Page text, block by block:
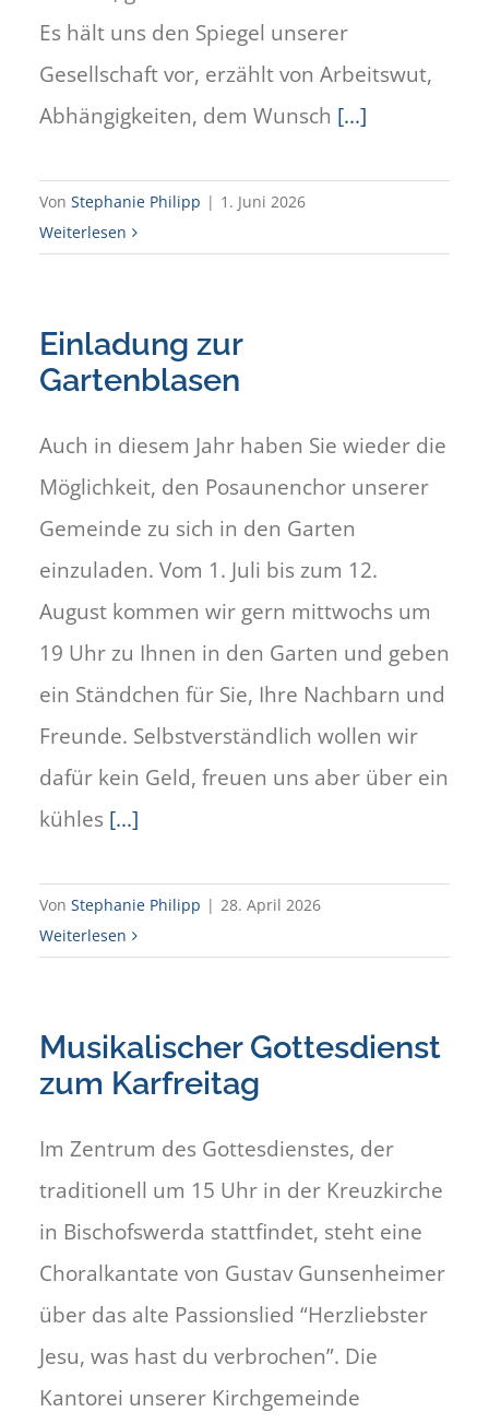
Es hält uns den Spiegel unserer
Gesellschaft vor, erzählt von Arbeitswut,
Abhängigkeiten, dem Wunsch [...]
Von Stephanie Philipp | 1. Juni 2026
Weiterlesen
Einladung zur
Gartenblasen
Auch in diesem Jahr haben Sie wieder die
Möglichkeit, den Posaunenchor unserer
Gemeinde zu sich in den Garten
einzuladen. Vom 1. Juli bis zum 12.
August kommen wir gern mittwochs um
19 Uhr zu Ihnen in den Garten und geben
ein Ständchen für Sie, Ihre Nachbarn und
Freunde. Selbstverständlich wollen wir
dafür kein Geld, freuen uns aber über ein
kühles [...]
Von Stephanie Philipp | 28. April 2026
Weiterlesen
Musikalischer Gottesdienst
zum Karfreitag
Im Zentrum des Gottesdienstes, der
traditionell um 15 Uhr in der Kreuzkirche
in Bischofswerda stattfindet, steht eine
Choralkantate von Gustav Gunsenheimer
über das alte Passionslied “Herzliebster
Jesu, was hast du verbrochen”. Die
Kantorei unserer Kirchgemeinde